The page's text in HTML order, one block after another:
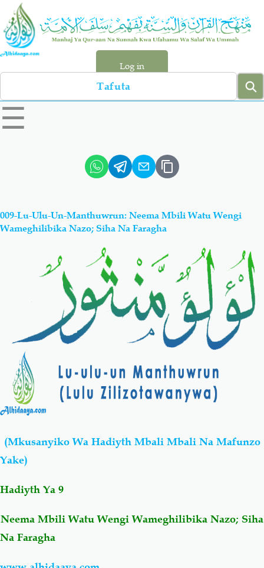
Skip
main
content
Log in
Search
left
sidebar
☰
Hadiyth
Aqiydah Manhaj
Shirki & Kufru Bid-'ah (Uzushi)
Salaf Wa Ummah Firaq-Makundi
Fiqh-Ibaadah Duaa-Adhkaar
Fataawa Za Ulamaa Kauli Za Salaf
Akhlaaq-Aadaab Raqaaiq
Familia-Jamii Maswali-Majibu
009-Lu-Ulu-Un-Manthuwrun: Neema Mbili Watu Wengi
Wameghilibika Nazo; Siha Na Faragha
(Mkusanyiko Wa Hadiyth Mbali Mbali Na Mafunzo
Yake)
Hadiyth Ya 9
Neema Mbili Watu Wengi Wameghilibika Nazo; Siha
Na Faragha